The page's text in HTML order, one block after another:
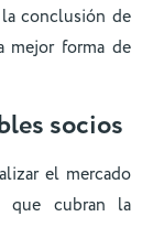
conclusión de
mejor forma de
socios
el mercado
que cubran la